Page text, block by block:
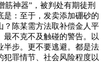
筋神器”，被判处有期徒刑
是：至于，发卖添加硼砂的
？陈某需方法取补偿金人平
最不克不及触碰的警告。以
半步。更不要逃避。都是法
罪情节、社会风险程度以